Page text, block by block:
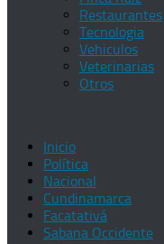
Restaurantes
Tecnologia
Vehiculos
Veterinarias
Otros
Inicio
Política
Nacional
Cundinamarca
Facatativá
Sabana Occidente